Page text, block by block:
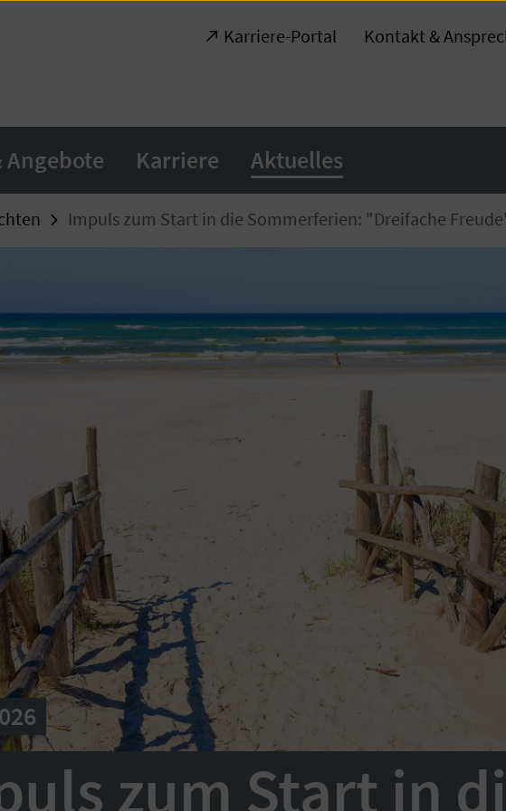
Karriere-Portal Kontakt &
Angebote Karriere Aktuelles
Impuls zum Start in die Sommerferien: "Dreifache
zum Start in